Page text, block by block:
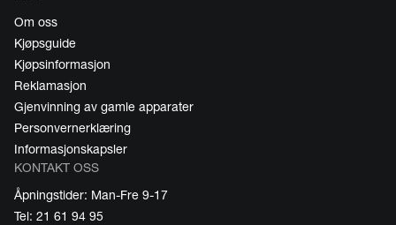
Om oss
Kjøpsguide
Kjøpsinformasjon
Reklamasjon
Gjenvinning av gamle apparater
Personvernerklæring
Informasjonskapsler
KONTAKT OSS
Åpningstider: Man-Fre 9-17
Tel: 21 61 94 95